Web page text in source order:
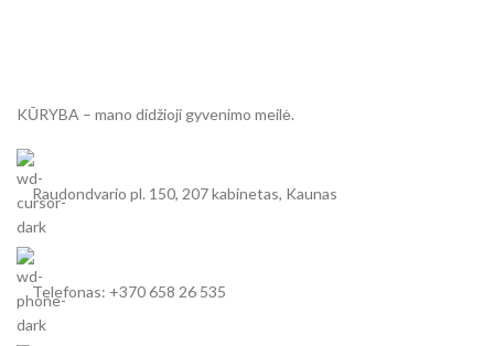
KŪRYBA – mano didžioji gyvenimo meilė.
Raudondvario pl. 150, 207 kabinetas, Kaunas
Telefonas: +370 658 26 535